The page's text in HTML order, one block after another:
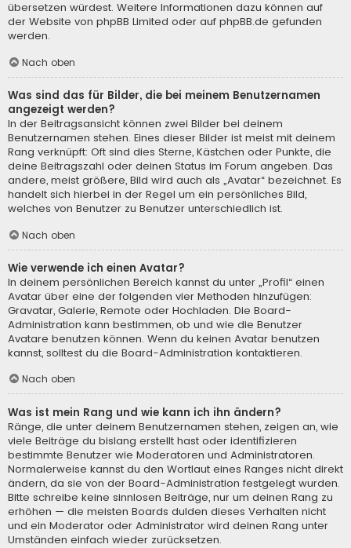
übersetzen würdest. Weitere Informationen dazu können auf
der Website von phpBB Limited oder auf phpBB.de gefunden
werden.
Nach oben
Was sind das für Bilder, die bei meinem Benutzernamen
angezeigt werden?
In der Beitragsansicht können zwei Bilder bei deinem
Benutzernamen stehen. Eines dieser Bilder ist meist mit deinem
Rang verknüpft: Oft sind dies Sterne, Kästchen oder Punkte, die
deine Beitragszahl oder deinen Status im Forum angeben. Das
andere, meist größere, Bild wird auch als „Avatar“ bezeichnet. Es
handelt sich hierbei in der Regel um ein persönliches Bild,
welches von Benutzer zu Benutzer unterschiedlich ist.
Nach oben
Wie verwende ich einen Avatar?
In deinem persönlichen Bereich kannst du unter „Profil“ einen
Avatar über eine der folgenden vier Methoden hinzufügen:
Gravatar, Galerie, Remote oder Hochladen. Die Board-
Administration kann bestimmen, ob und wie die Benutzer
Avatare benutzen können. Wenn du keinen Avatar benutzen
kannst, solltest du die Board-Administration kontaktieren.
Nach oben
Was ist mein Rang und wie kann ich ihn ändern?
Ränge, die unter deinem Benutzernamen stehen, zeigen an, wie
viele Beiträge du bislang erstellt hast oder identifizieren
bestimmte Benutzer wie Moderatoren und Administratoren.
Normalerweise kannst du den Wortlaut eines Ranges nicht direkt
ändern, da sie von der Board-Administration festgelegt wurden.
Bitte schreibe keine sinnlosen Beiträge, nur um deinen Rang zu
erhöhen — die meisten Boards dulden dieses Verhalten nicht
und ein Moderator oder Administrator wird deinen Rang unter
Umständen einfach wieder zurücksetzen.